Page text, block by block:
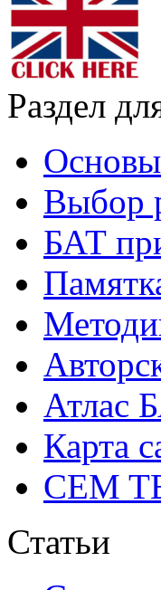
Раздел
Основы
Выбор
БАТ
Атлас
Карта
CEM
Статьи